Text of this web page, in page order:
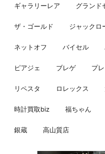
ギャラリーレア グランド
ザ・ゴールド ジャックロ
ネットオフ バイセル
ピアジェ ブレゲ プ
リペスタ ロレックス
時計買取biz 福ちゃん
銀蔵 高山質店